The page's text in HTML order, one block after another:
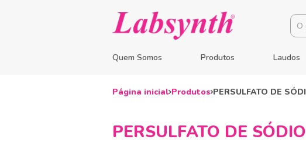
Quem Somos Produtos Laudos
Página inicial Produtos PERSULFATO DE
PERSULFATO DE